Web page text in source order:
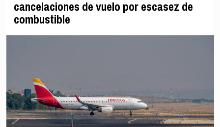
cancelaciones de vuelo por escasez de
combustible